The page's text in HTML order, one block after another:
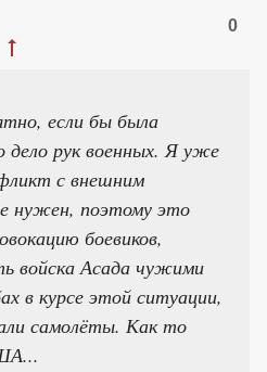
0
если бы была
дело рук военных. Я уже
с внешним
нужен, поэтому это
боевиков,
войска Асада чужими
в курсе этой ситуации,
самолёты. Как то